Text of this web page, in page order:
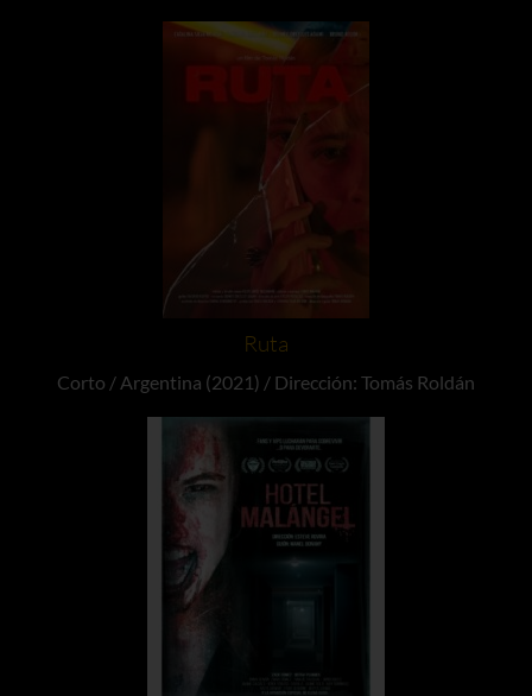
Ruta
Corto / Argentina (2021) / Dirección: Tomás Roldán